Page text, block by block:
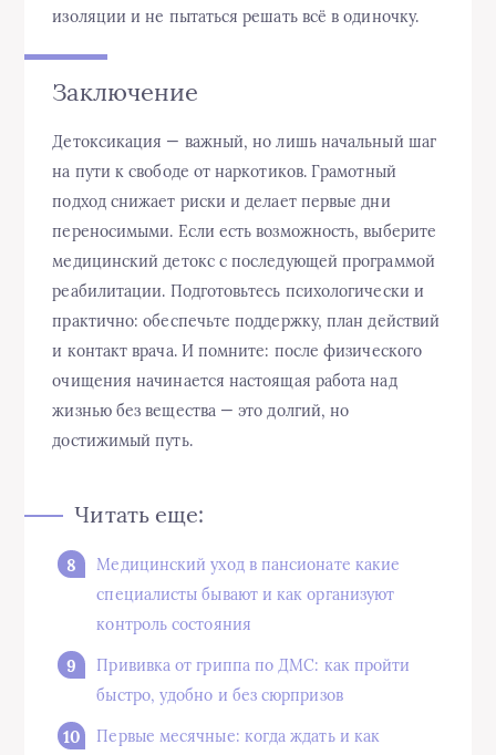
изоляции и не пытаться решать всё в одиночку.
Заключение
Детоксикация — важный, но лишь начальный шаг
на пути к свободе от наркотиков. Грамотный
подход снижает риски и делает первые дни
переносимыми. Если есть возможность, выберите
медицинский детокс с последующей программой
реабилитации. Подготовьтесь психологически и
практично: обеспечьте поддержку, план действий
и контакт врача. И помните: после физического
очищения начинается настоящая работа над
жизнью без вещества — это долгий, но
достижимый путь.
Читать еще:
Медицинский уход в пансионате какие
специалисты бывают и как организуют
контроль состояния
Прививка от гриппа по ДМС: как пройти
быстро, удобно и без сюрпризов
Первые месячные: когда ждать и как